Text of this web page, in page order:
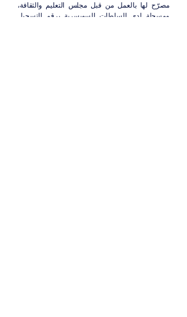
مصرّح لها بالعمل من قبل مجلس التعليم والثقافة،
ومسجلة لدى السلطات السويسرية برقم التسجيل